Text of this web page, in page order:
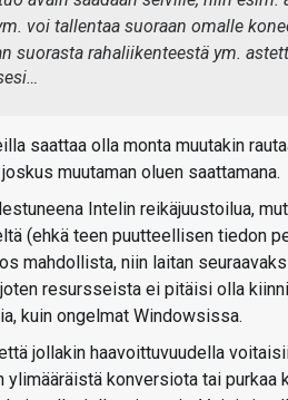
voi tallentaa suoraan omalle
suorasta rahaliikenteestä ym.
saattaa olla monta muutakin
muutaman oluen saattamana.
Intelin reikäjuustoilua,
(ehkä teen puutteellisen tiedon
mahdollista, niin laitan
resursseista ei pitäisi olla
kuin ongelmat Windowsissa.
jollakin haavoittuvuudella
ylimääräistä konversiota tai